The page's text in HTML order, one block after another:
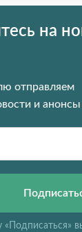
на
отправляем
и анонсы